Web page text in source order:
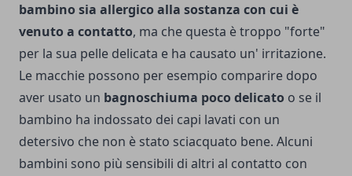
bambino sia allergico alla sostanza con cui è
venuto a contatto, ma che questa è troppo "forte"
per la sua pelle delicata e ha causato un' irritazione.
Le macchie possono per esempio comparire dopo
aver usato un bagnoschiuma poco delicato o se il
bambino ha indossato dei capi lavati con un
detersivo che non è stato sciacquato bene. Alcuni
bambini sono più sensibili di altri al contatto con